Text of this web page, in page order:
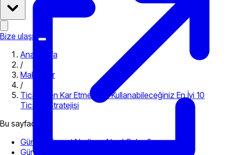
Bize ulaşın
Ana Sayfa
/
Makaleler
/
Ticaretten Kar Etmek İçin Kullanabileceğiniz En İyi 10
Ticaret Stratejisi
Bu sayfada
Günlük Ticaret Nedir ve Nasıl Çalışır?
Günlük Ticaret için En İyi Stratejiler